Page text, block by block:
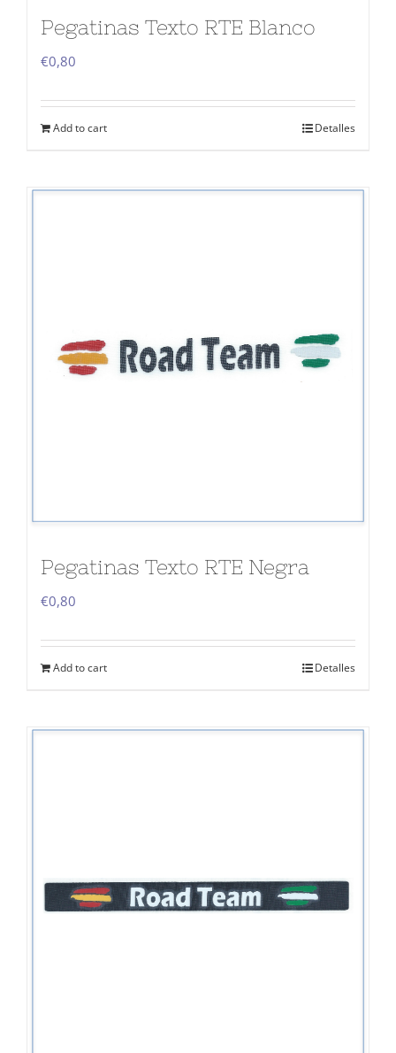
Pegatinas Texto RTE Blanco
€0,80
Add to cart Detalles
Pegatinas Texto RTE Negra
€0,80
Add to cart Detalles